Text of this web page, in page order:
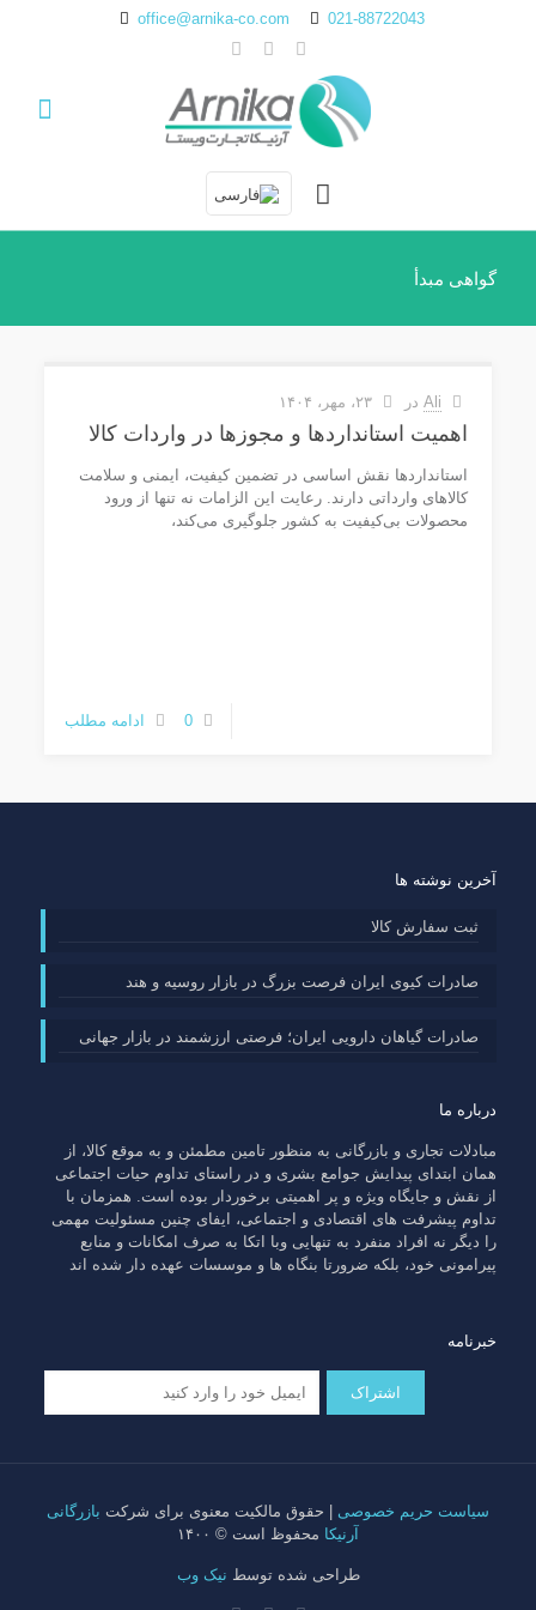
021-88722043
office@arnika-co.com
گواهی مبدأ
Ali در ۲۳، مهر، ۱۴۰۴
اهمیت استانداردها و مجوزها در واردات کالا
استانداردها نقش اساسی در تضمین کیفیت، ایمنی و سلامت
کالاهای وارداتی دارند. رعایت این الزامات نه تنها از ورود
محصولات بی‌کیفیت به کشور جلوگیری می‌کند،
0 ادامه مطلب
آخرین نوشته ها
ثبت سفارش کالا
صادرات کیوی ایران فرصت بزرگ در بازار روسیه و هند
صادرات گیاهان دارویی ایران؛ فرصتی ارزشمند در بازار جهانی
درباره ما
مبادلات تجاری و بازرگانی به منظور تامین مطمئن و به موقع کالا، از
همان ابتدای پیدایش جوامع بشری و در راستای تداوم حیات اجتماعی
از نقش و جایگاه ویژه و پر اهمیتی برخوردار بوده است. همزمان با
تداوم پیشرفت های اقتصادی و اجتماعی، ایفای چنین مسئولیت مهمی
را دیگر نه افراد منفرد به تنهایی وبا اتکا به صرف امکانات و منابع
پیرامونی خود، بلکه ضرورتا بنگاه ها و موسسات عهده دار شده اند
خبرنامه
سیاست حریم خصوصی | حقوق مالکیت معنوی برای شرکت بازرگانی
آرنیکا محفوظ است © ۱۴۰۰
طراحی شده توسط نیک وب